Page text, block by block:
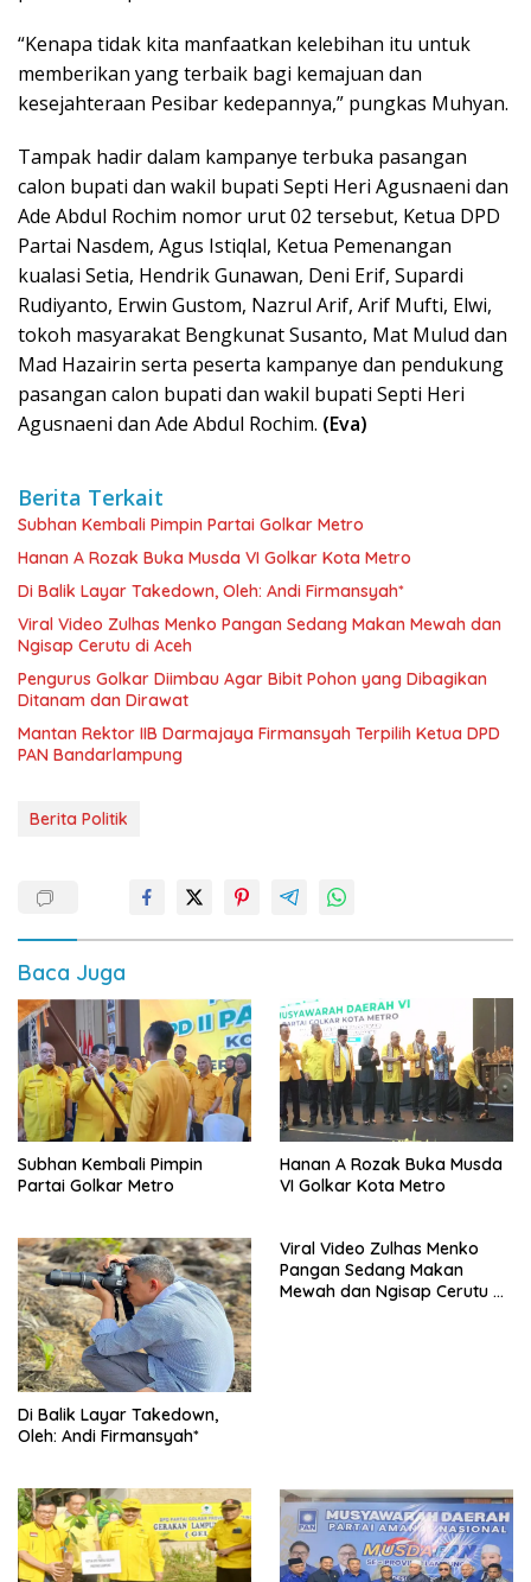
“Kenapa tidak kita manfaatkan kelebihan itu untuk
memberikan yang terbaik bagi kemajuan dan
kesejahteraan Pesibar kedepannya,” pungkas Muhyan.
Tampak hadir dalam kampanye terbuka pasangan
calon bupati dan wakil bupati Septi Heri Agusnaeni dan
Ade Abdul Rochim nomor urut 02 tersebut, Ketua DPD
Partai Nasdem, Agus Istiqlal, Ketua Pemenangan
kualasi Setia, Hendrik Gunawan, Deni Erif, Supardi
Rudiyanto, Erwin Gustom, Nazrul Arif, Arif Mufti, Elwi,
tokoh masyarakat Bengkunat Susanto, Mat Mulud dan
Mad Hazairin serta peserta kampanye dan pendukung
pasangan calon bupati dan wakil bupati Septi Heri
Agusnaeni dan Ade Abdul Rochim. (Eva)
Berita Terkait
Subhan Kembali Pimpin Partai Golkar Metro
Hanan A Rozak Buka Musda VI Golkar Kota Metro
Di Balik Layar Takedown, Oleh: Andi Firmansyah*
Viral Video Zulhas Menko Pangan Sedang Makan Mewah dan
Ngisap Cerutu di Aceh
Pengurus Golkar Diimbau Agar Bibit Pohon yang Dibagikan
Ditanam dan Dirawat
Mantan Rektor IIB Darmajaya Firmansyah Terpilih Ketua DPD
PAN Bandarlampung
Berita Politik
Baca Juga
Subhan Kembali Pimpin
Partai Golkar Metro
Hanan A Rozak Buka Musda
VI Golkar Kota Metro
Di Balik Layar Takedown,
Oleh: Andi Firmansyah*
Viral Video Zulhas Menko
Pangan Sedang Makan
Mewah dan Ngisap Cerutu di